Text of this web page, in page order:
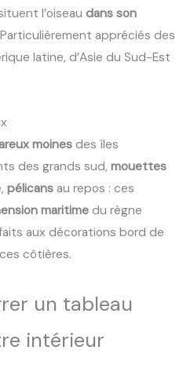
l’oiseau dans son
appréciés des
latine, d’Asie du Sud-Est
moines des îles
des grands sud, mouettes
pélicans au repos : ces
maritimedu règne
aux décorations bord de
côtières.
un tableau
intérieur